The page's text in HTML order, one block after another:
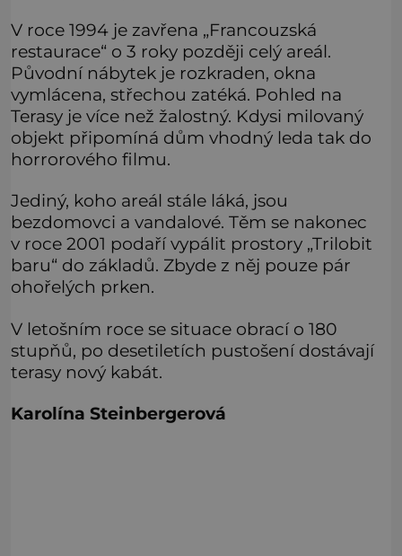
V roce 1994 je zavřena „Francouzská
restaurace“ o 3 roky později celý areál.
Původní nábytek je rozkraden, okna
vymlácena, střechou zatéká. Pohled na
Terasy je více než žalostný. Kdysi milovaný
objekt připomíná dům vhodný leda tak do
horrorového filmu.
Jediný, koho areál stále láká, jsou
bezdomovci a vandalové. Těm se nakonec
v roce 2001 podaří vypálit prostory „Trilobit
baru“ do základů. Zbyde z něj pouze pár
ohořelých prken.
V letošním roce se situace obrací o 180
stupňů, po desetiletích pustošení dostávají
terasy nový kabát.
Karolína Steinbergerová